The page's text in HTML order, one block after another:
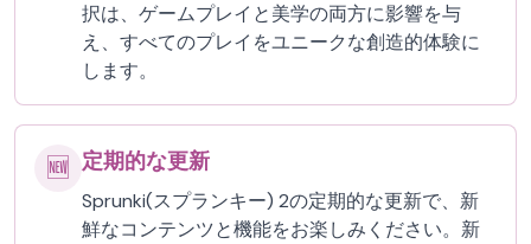
択は、ゲームプレイと美学の両方に影響を与
え、すべてのプレイをユニークな創造的体験に
します。
🆕 定期的な更新
Sprunki(スプランキー) 2の定期的な更新で、新
鮮なコンテンツと機能をお楽しみください。新